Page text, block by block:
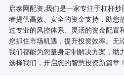
启泰网配资,我们是一家专注于杠杆
者提供高效、安全的资金支持，助您
过专业的风控体系、灵活的资金配置
您抓住市场机遇，提升投资效率。无
我们都能为您量身定制解决方案，助
选择我们，开启您的智慧投资新篇章！